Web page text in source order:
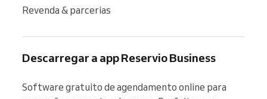
Revenda & parcerias
Descarregar a app Reservio Business
Software gratuito de agendamento online para